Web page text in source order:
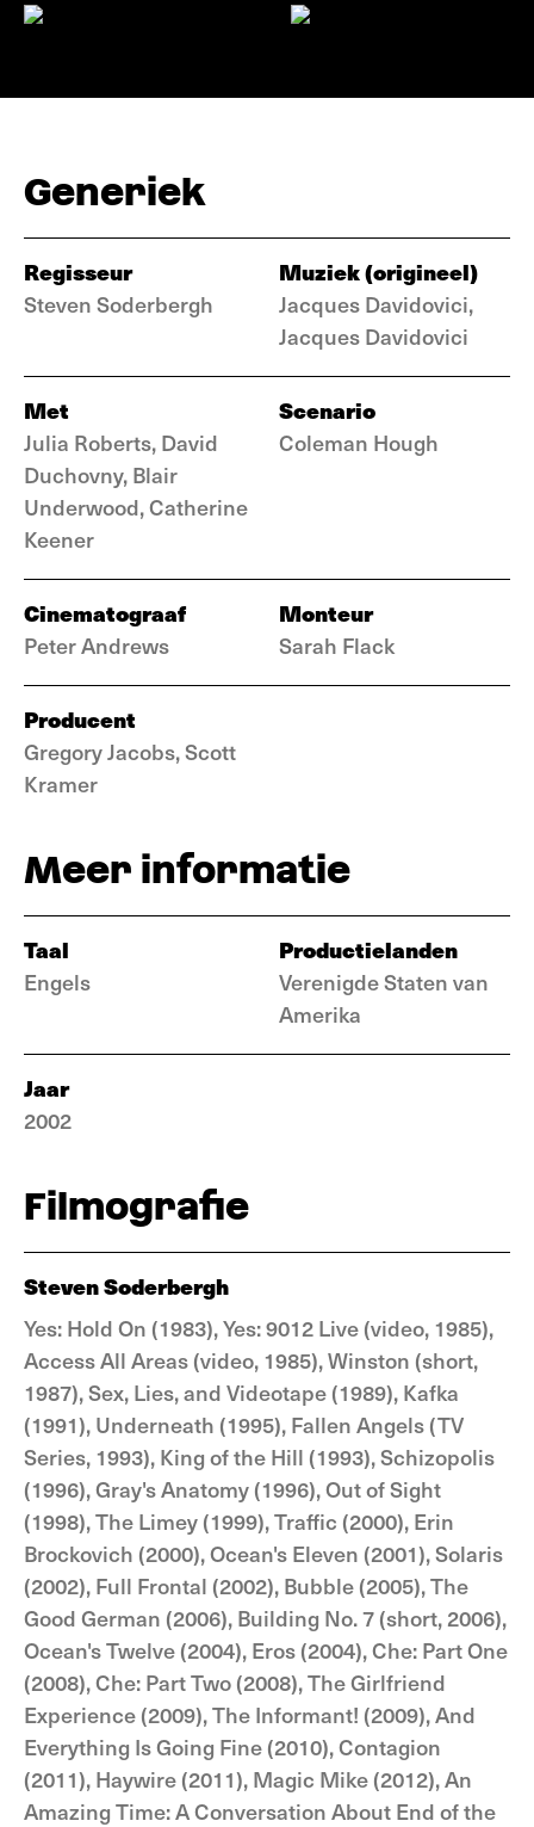
Generiek
Regisseur
Steven Soderbergh
Muziek (origineel)
Jacques Davidovici,
Jacques Davidovici
Met
Julia Roberts, David
Duchovny, Blair
Underwood, Catherine
Keener
Scenario
Coleman Hough
Cinematograaf
Peter Andrews
Monteur
Sarah Flack
Producent
Gregory Jacobs, Scott
Kramer
Meer informatie
Taal
Engels
Productielanden
Verenigde Staten van
Amerika
Jaar
2002
Filmografie
Steven Soderbergh
Yes: Hold On (1983), Yes: 9012 Live (video, 1985),
Access All Areas (video, 1985), Winston (short,
1987), Sex, Lies, and Videotape (1989), Kafka
(1991), Underneath (1995), Fallen Angels (TV
Series, 1993), King of the Hill (1993), Schizopolis
(1996), Gray's Anatomy (1996), Out of Sight
(1998), The Limey (1999), Traffic (2000), Erin
Brockovich (2000), Ocean's Eleven (2001), Solaris
(2002), Full Frontal (2002), Bubble (2005), The
Good German (2006), Building No. 7 (short, 2006),
Ocean's Twelve (2004), Eros (2004), Che: Part One
(2008), Che: Part Two (2008), The Girlfriend
Experience (2009), The Informant! (2009), And
Everything Is Going Fine (2010), Contagion
(2011), Haywire (2011), Magic Mike (2012), An
Amazing Time: A Conversation About End of the